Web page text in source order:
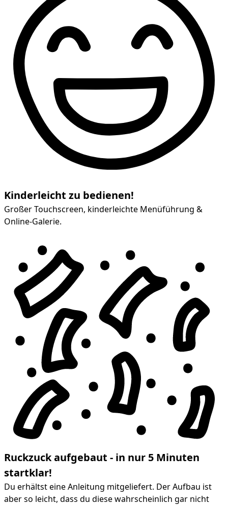
Kinderleicht zu bedienen!
Großer Touchscreen, kinderleichte Menüführung &
Online-Galerie.
Ruckzuck aufgebaut - in nur 5 Minuten
startklar!
Du erhältst eine Anleitung mitgeliefert. Der Aufbau ist
aber so leicht, dass du diese wahrscheinlich gar nicht